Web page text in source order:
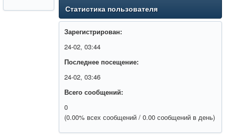
Статистика пользователя
Зарегистрирован:
24-02, 03:44
Последнее посещение:
24-02, 03:46
Всего сообщений:
0
(0.00% всех сообщений / 0.00 сообщений в день)